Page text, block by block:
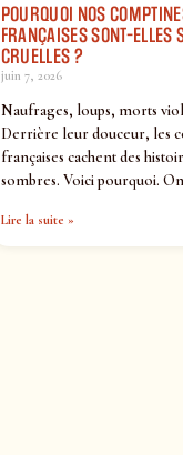
POURQUOI NOS
FRANÇAISES SONT-ELLES
CRUELLES ?
juin 7, 2026
Naufrages, loups, morts
Derrière leur douceur, les
françaises cachent des
sombres. Voici pourquoi.
Lire la suite »